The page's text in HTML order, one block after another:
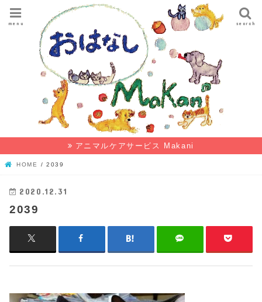
search
menu
アニマルケアサービス Makani
HOME 2039
2020.12.31
2039